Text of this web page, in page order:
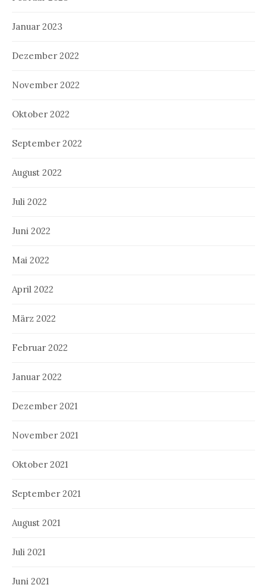
Januar 2023
Dezember 2022
November 2022
Oktober 2022
September 2022
August 2022
Juli 2022
Juni 2022
Mai 2022
April 2022
März 2022
Februar 2022
Januar 2022
Dezember 2021
November 2021
Oktober 2021
September 2021
August 2021
Juli 2021
Juni 2021